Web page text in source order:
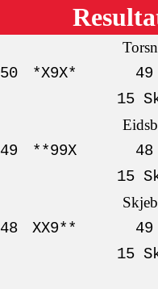
50 *X9X*
49
15
49 **99X
48
15
48 XX9**
49
15